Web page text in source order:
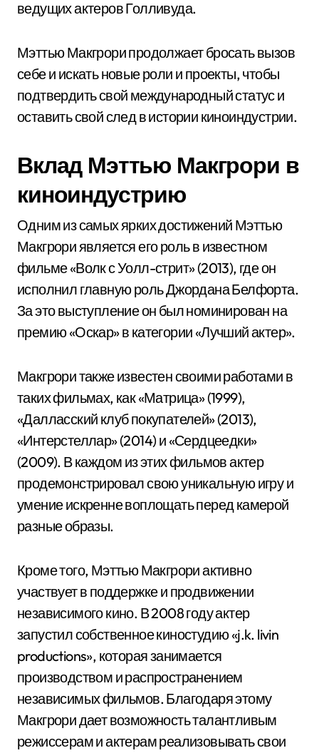
ведущих актеров Голливуда.
Мэттью Макгрори продолжает бросать вызов
себе и искать новые роли и проекты, чтобы
подтвердить свой международный статус и
оставить свой след в истории киноиндустрии.
Вклад Мэттью Макгрори в
киноиндустрию
Одним из самых ярких достижений Мэттью
Макгрори является его роль в известном
фильме «Волк с Уолл-стрит» (2013), где он
исполнил главную роль Джордана Белфорта.
За это выступление он был номинирован на
премию «Оскар» в категории «Лучший актер».
Макгрори также известен своими работами в
таких фильмах, как «Матрица» (1999),
«Далласский клуб покупателей» (2013),
«Интерстеллар» (2014) и «Сердцеедки»
(2009). В каждом из этих фильмов актер
продемонстрировал свою уникальную игру и
умение искренне воплощать перед камерой
разные образы.
Кроме того, Мэттью Макгрори активно
участвует в поддержке и продвижении
независимого кино. В 2008 году актер
запустил собственное киностудию «j.k. livin
productions», которая занимается
производством и распространением
независимых фильмов. Благодаря этому
Макгрори дает возможность талантливым
режиссерам и актерам реализовывать свои